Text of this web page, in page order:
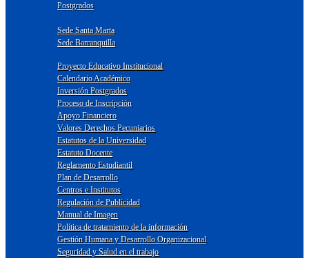
Postgrados
Sede Santa Marta
Sede Barranquilla
Proyecto Educativo Institucional
Calendario Académico
Inversión Postgrados
Proceso de Inscripción
Apoyo Financiero
Valores Derechos Pecuniarios
Estatutos de la Universidad
Estatuto Docente
Reglamento Estudiantil
Plan de Desarrollo
Centros e Institutos
Regulación de Publicidad
Manual de Imagen
Política de tratamiento de la información
Gestión Humana y Desarrollo Organizacional
Seguridad y Salud en el trabajo